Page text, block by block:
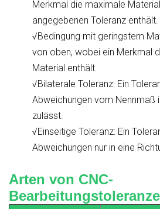
Merkmal die maximale
angegebenen Toleranz enthält.
√Bedingung mit geringstem
von oben, wobei ein Merkmal
Material enthält.
√Bilaterale Toleranz: Ein
Abweichungen vom Nennmaß
zulässt.
√Einseitige Toleranz: Ein
Abweichungen nur in eine
Arten von CNC-